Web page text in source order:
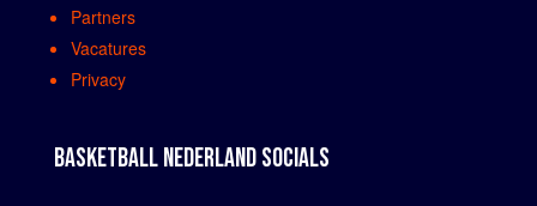
Partners
Vacatures
Privacy
BASKETBALL NEDERLAND SOCIALS